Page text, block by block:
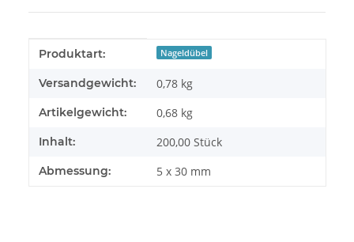
Produkteigenschaft
Wert
Produktart: Nageldübel
Versandgewicht: 0,78 kg
Artikelgewicht: 0,68 kg
Inhalt: 200,00 Stück
Abmessung: 5 x 30 mm